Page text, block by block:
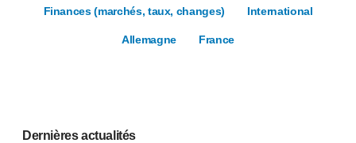
Finances (marchés, taux, changes) International
Allemagne France
Dernières actualités